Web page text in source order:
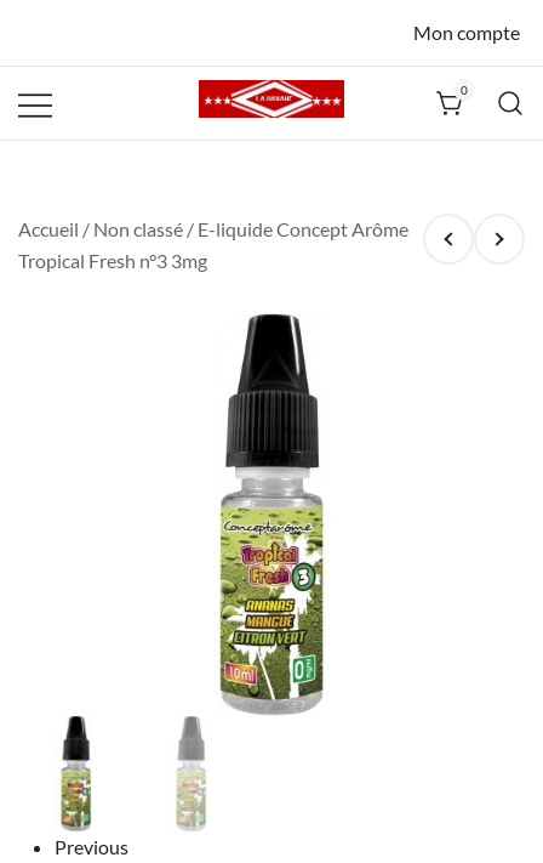
Mon compte
0
Accueil / Non classé / E-liquide Concept Arôme
Tropical Fresh n°3 3mg
Previous